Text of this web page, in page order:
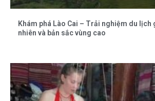
Khám phá Lào Cai – Trải nghiệm du lịch
nhiên và bản sắc vùng cao